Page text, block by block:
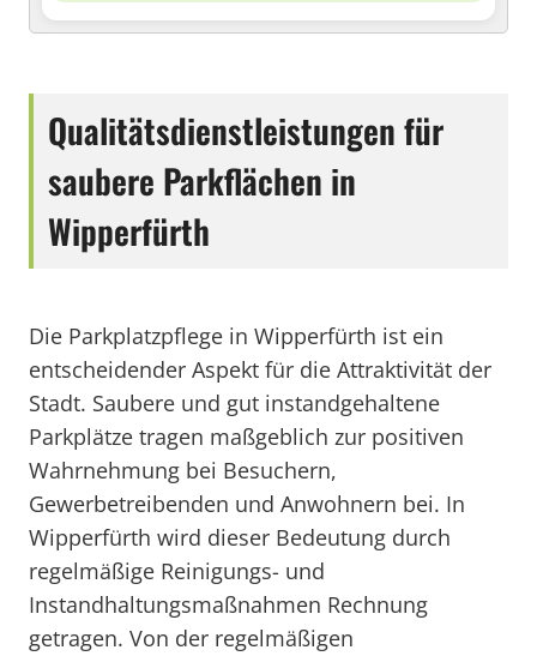
Qualitätsdienstleistungen für
saubere Parkflächen in
Wipperfürth
Die Parkplatzpflege in Wipperfürth ist ein
entscheidender Aspekt für die Attraktivität der
Stadt. Saubere und gut instandgehaltene
Parkplätze tragen maßgeblich zur positiven
Wahrnehmung bei Besuchern,
Gewerbetreibenden und Anwohnern bei. In
Wipperfürth wird dieser Bedeutung durch
regelmäßige Reinigungs- und
Instandhaltungsmaßnahmen Rechnung
getragen. Von der regelmäßigen